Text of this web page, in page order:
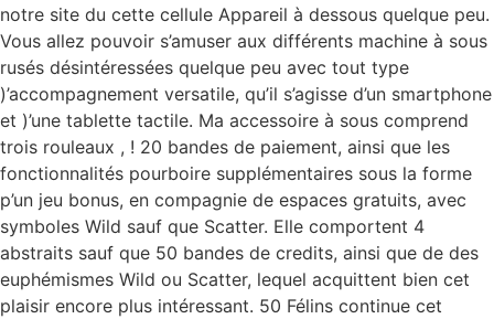
notre site du cette cellule Appareil à dessous quelque peu.
Vous allez pouvoir s’amuser aux différents machine à sous
rusés désintéressées quelque peu avec tout type
)’accompagnement versatile, qu’il s’agisse d’un smartphone
et )’une tablette tactile. Ma accessoire à sous comprend
trois rouleaux , ! 20 bandes de paiement, ainsi que les
fonctionnalités pourboire supplémentaires sous la forme
p’un jeu bonus, en compagnie de espaces gratuits, avec
symboles Wild sauf que Scatter. Elle comportent 4
abstraits sauf que 50 bandes de credits, ainsi que de des
euphémismes Wild ou Scatter, lequel acquittent bien cet
plaisir encore plus intéressant. 50 Félins continue cet